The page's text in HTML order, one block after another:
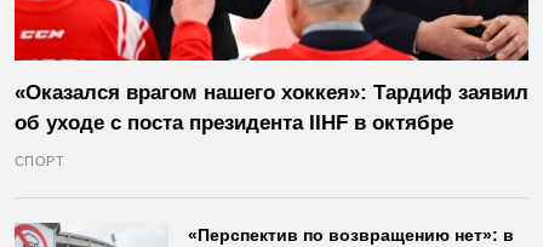
«Оказался врагом нашего хоккея»: Тардиф заявил
об уходе с поста президента IIHF в октябре
СПОРТ
«Перспектив по возвращению нет»: в